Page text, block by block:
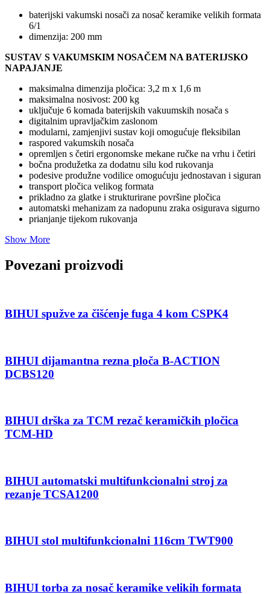
baterijski vakumski nosači za nosač keramike velikih formata
6/1
dimenzija: 200 mm
SUSTAV S VAKUMSKIM NOSAČEM NA BATERIJSKO
NAPAJANJE
maksimalna dimenzija pločica: 3,2 m x 1,6 m
maksimalna nosivost: 200 kg
uključuje 6 komada baterijskih vakuumskih nosača s
digitalnim upravljačkim zaslonom
modularni, zamjenjivi sustav koji omogućuje fleksibilan
raspored vakumskih nosača
opremljen s četiri ergonomske mekane ručke na vrhu i četiri
bočna produžetka za dodatnu silu kod rukovanja
podesive produžne vodilice omogućuju jednostavan i siguran
transport pločica velikog formata
prikladno za glatke i strukturirane površine pločica
automatski mehanizam za nadopunu zraka osigurava sigurno
prianjanje tijekom rukovanja
Show More
Povezani proizvodi
BIHUI spužve za čišćenje fuga 4 kom CSPK4
BIHUI dijamantna rezna ploča B-ACTION
DCBS120
BIHUI drška za TCM rezač keramičkih pločica
TCM-HD
BIHUI automatski multifunkcionalni stroj za
rezanje TCSA1200
BIHUI stol multifunkcionalni 116cm TWT900
BIHUI torba za nosač keramike velikih formata